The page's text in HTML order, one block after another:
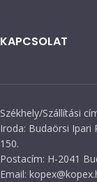
KAPCSOLAT
Székhely/Szállítási
Iroda: Budaörsi Ipari
150.
Postacím: H-2041
Email: